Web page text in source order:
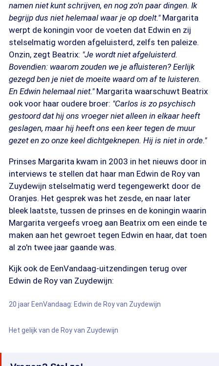
namen niet kunt schrijven, en nog zo'n paar dingen. Ik
begrijp dus niet helemaal waar je op doelt." Margarita
werpt de koningin voor de voeten dat Edwin en zij
stelselmatig worden afgeluisterd, zelfs ten paleize.
Onzin, zegt Beatrix: "Je wordt niet afgeluisterd.
Bovendien: waarom zouden we je afluisteren? Eerlijk
gezegd ben je niet de moeite waard om af te luisteren.
En Edwin helemaal niet."Margarita waarschuwt Beatrix
ook voor haar oudere broer: "Carlos is zo psychisch
gestoord dat hij ons vroeger niet alleen in elkaar heeft
geslagen, maar hij heeft ons een keer tegen de muur
gezet en zo onze keel dichtgeknepen. Hij is niet in orde."
Prinses Margarita kwam in 2003 in het nieuws door in
interviews te stellen dat haar man Edwin de Roy van
Zuydewijn stelselmatig werd tegengewerkt door de
Oranjes. Het gesprek was het zesde, en naar later
bleek laatste, tussen de prinses en de koningin waarin
Margarita vergeefs vroeg aan Beatrix om een einde te
maken aan het gewroet tegen Edwin en haar, dat toen
al zo'n twee jaar gaande was.
Kijk ook de EenVandaag-uitzendingen terug over
Edwin de Roy van Zuydewijn:
20 jaar EenVandaag: Edwin de Roy van Zuydewijn
Het gelijk van de Roy van Zuydewijn